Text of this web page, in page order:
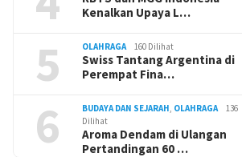
Kenalkan Upaya L…
5 OLAHRAGA 160 Dilihat
Swiss Tantang Argentina di
Perempat Fina…
6 BUDAYA DAN SEJARAH OLAHRAGA
136
Dilihat
Aroma Dendam di Ulangan
Pertandingan 60 …